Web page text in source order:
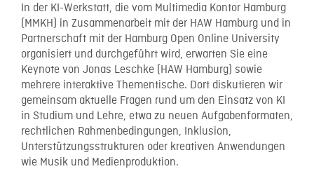
In der KI-Werkstatt, die vom Multimedia Kontor Hamburg
(MMKH) in Zusammenarbeit mit der HAW Hamburg und in
Partnerschaft mit der Hamburg Open Online University
organisiert und durchgeführt wird, erwarten Sie eine
Keynote von Jonas Leschke (HAW Hamburg) sowie
mehrere interaktive Thementische. Dort diskutieren wir
gemeinsam aktuelle Fragen rund um den Einsatz von KI
in Studium und Lehre, etwa zu neuen Aufgabenformaten,
rechtlichen Rahmenbedingungen, Inklusion,
Unterstützungsstrukturen oder kreativen Anwendungen
wie Musik und Medienproduktion.